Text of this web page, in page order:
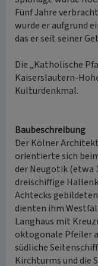
Fünf Jahre
wurde er aufgrund
das er seit seiner
Die „Katholische
Kaiserslautern-
Kulturdenkmal.
Baubeschreibung
Der Kölner
orientierte sich
der Neugotik (etwa
dreischiffige
Achtecks
dienten ihm
Langhaus mit
oktogonale Pfeiler
südliche
Kirchturms und die